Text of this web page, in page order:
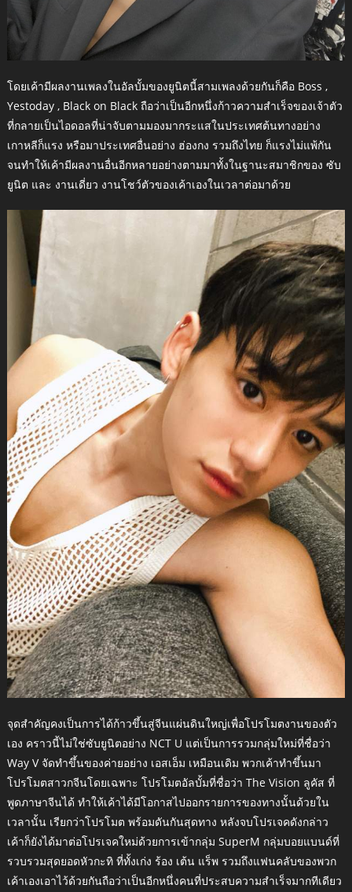
โดยเค้ามีผลงานเพลงในอัลบั้มของยูนิตนี้สามเพลงด้วยกันก็คือ Boss ,
Yestoday , Black on Black ถือว่าเป็นอีกหนึ่งก้าวความสำเร็จของเจ้าตัว
ที่กลายเป็นไอดอลที่น่าจับตามมองมากระแสในประเทศต้นทางอย่าง
เกาหลีก็แรง หรือมาประเทศอื่นอย่าง ฮ่องกง รวมถึงไทย ก็แรงไม่แพ้กัน
จนทำให้เค้ามีผลงานอื่นอีกหลายอย่างตามมาทั้งในฐานะสมาชิกของ ซับ
ยูนิต และ งานเดี่ยว งานโชว์ตัวของเค้าเองในเวลาต่อมาด้วย
จุดสำคัญคงเป็นการได้ก้าวขึ้นสู่จีนแผ่นดินใหญ่เพื่อโปรโมตงานของตัว
เอง คราวนี้ไม่ใช่ซับยูนิตอย่าง NCT U แต่เป็นการรวมกลุ่มใหม่ที่ชื่อว่า
Way V จัดทำขึ้นของค่ายอย่าง เอสเอ็ม เหมือนเดิม พวกเค้าทำขึ้นมา
โปรโมตสาวกจีนโดยเฉพาะ โปรโมตอัลบั้มที่ชื่อว่า The Vision ลูคัส ที่
พูดภาษาจีนได้ ทำให้เค้าได้มีโอกาสไปออกรายการของทางนั้นด้วยใน
เวลานั้น เรียกว่าโปรโมต พร้อมดันกันสุดทาง หลังจบโปรเจคดังกล่าว
เค้าก็ยังได้มาต่อโปรเจคใหม่ด้วยการเข้ากลุ่ม SuperM กลุ่มบอยแบนด์ที่
รวบรวมสุดยอดหัวกะทิ ที่ทั้งเก่ง ร้อง เต้น แร็พ รวมถึงแฟนคลับของพวก
เค้าเองเอาไว้ด้วยกันถือว่าเป็นอีกหนึ่งคนที่ประสบความสำเร็จมากทีเดียว